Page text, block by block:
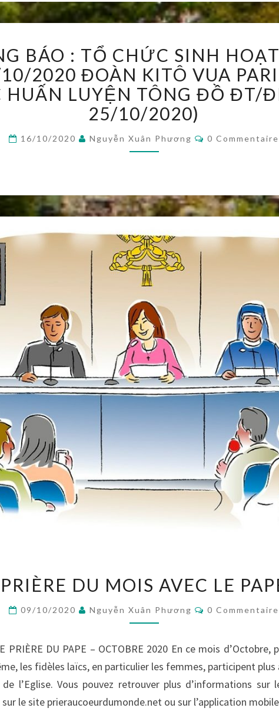
BÁO
:
TỔ
CHỨC
SINH
NGÀY
KITÔ
VUA
PARIS
VÀ
SA
MẠC
HUẤN
LUYỆN
TÔNG
ĐỒ
ĐT/
ĐP
(24-
25/10/2020)
BÁO : TỔ CHỨC SINH
2020 ĐOÀN KITÔ VUA
HUẤN LUYỆN TÔNG ĐỒ ĐT/
25/10/2020)
16/10/2020 Nguyễn Xuân Phương Commentaires
0 Commentaire
DU
AVEC
PAPE
PRIÈRE DU MOIS AVEC LE
09/10/2020 Nguyễn Xuân Phương Commentaires
0 Commentaire
PRIÈRE DU PAPE – OCTOBRE 2020 En ce mois d’Octobre,
les fidèles laïcs, en particulier les femmes, participent plus
de l’Eglise. Vous pouvez retrouver plus d’informations sur
sur le site prieraucoeurdumonde.net ou sur l’application